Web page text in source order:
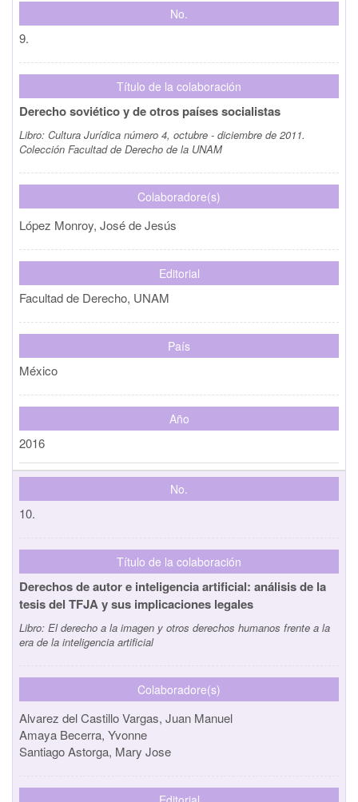
No.
9.
Título de la colaboración
Derecho soviético y de otros países socialistas
Libro: Cultura Jurídica número 4, octubre - diciembre de 2011.
Colección Facultad de Derecho de la UNAM
Colaboradore(s)
López Monroy, José de Jesús
Editorial
Facultad de Derecho, UNAM
País
México
Año
2016
No.
10.
Título de la colaboración
Derechos de autor e inteligencia artificial: análisis de la
tesis del TFJA y sus implicaciones legales
Libro: El derecho a la imagen y otros derechos humanos frente a la
era de la inteligencia artificial
Colaboradore(s)
Alvarez del Castillo Vargas, Juan Manuel
Amaya Becerra, Yvonne
Santiago Astorga, Mary Jose